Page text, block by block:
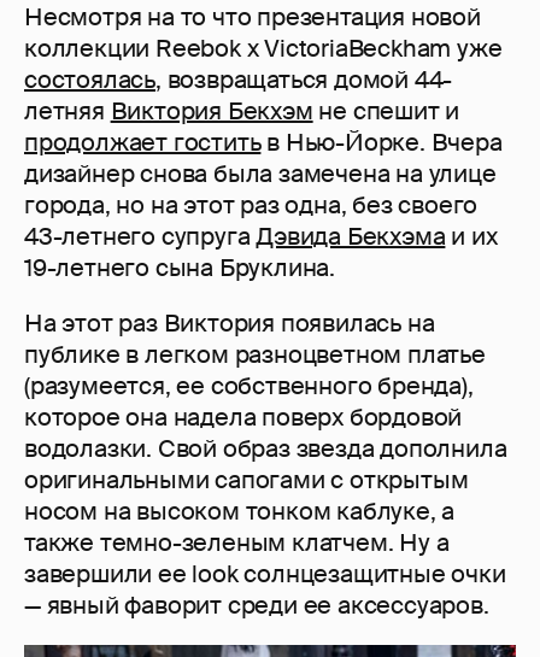
Несмотря на то что презентация новой
коллекции Reebok x VictoriaBeckham уже
состоялась, возвращаться домой 44-
летняя Виктория Бекхэм не спешит и
продолжает гоститьв Нью-Йорке. Вчера
дизайнер снова была замечена на улице
города, но на этот раз одна, без своего
43-летнего супругаДэвида Бекхэма и их
19-летнего сына Бруклина.
На этот раз Виктория появилась на
публике в легком разноцветном платье
(разумеется, ее собственного бренда),
которое она надела поверх бордовой
водолазки. Свой образ звезда дополнила
оригинальными сапогами с открытым
носом на высоком тонком каблуке, а
также темно-зеленым клатчем. Ну а
завершили ее look солнцезащитные очки
— явный фаворит среди ее аксессуаров.